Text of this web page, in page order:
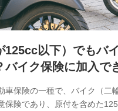
の目的、保険商品の内容、保
のメーカーや走行距離などの
の情報、ペットの種類や年齢
ジンを提供した際のメール内
更改案内等を提供した際のメ
）が含まれます。
ドコモが取得し、又は保有
として、保険契約者及び被保
125cc以下）でもバ
バイク保険に加入で
車保険の一種で、バイク（二
保険であり、原付を含めた